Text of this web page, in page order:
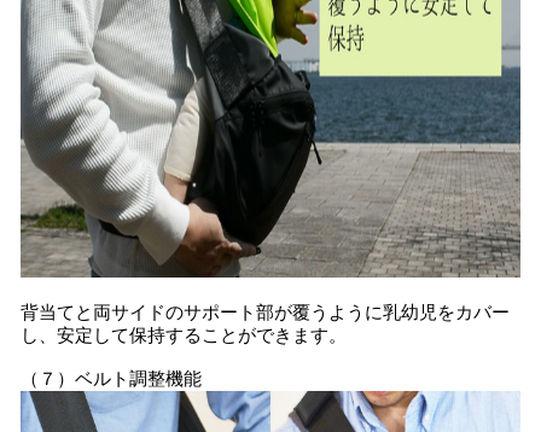
背当てと両サイドのサポート部が覆うように乳幼児をカバー
し、安定して保持することができます。
（７）ベルト調整機能